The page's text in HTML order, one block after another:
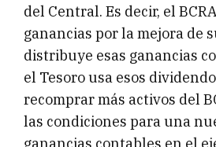
del Central. Es decir, el
ganancias por la mejora de
distribuye esas ganancias
el Tesoro usa esos
recomprar más activos del
las condiciones para una